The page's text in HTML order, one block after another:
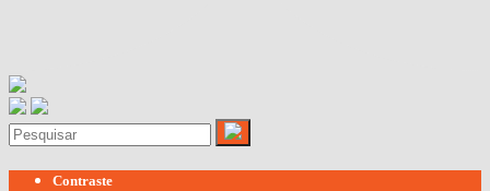
Contraste